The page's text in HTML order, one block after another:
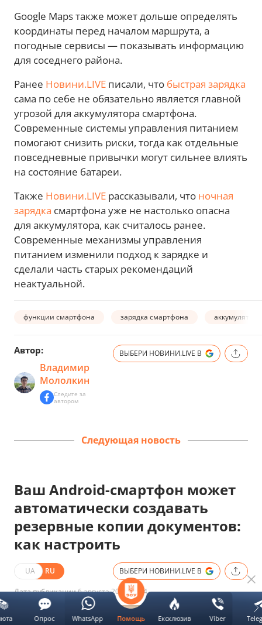
Google Maps также может дольше определять
координаты перед началом маршрута, а
погодные сервисы — показывать информацию
для соседнего района.
Ранее Новини.LIVE писали, что быстрая зарядка
сама по себе не обязательно является главной
угрозой для аккумулятора смартфона.
Современные системы управления питанием
помогают снизить риски, тогда как отдельные
повседневные привычки могут сильнее влиять
на состояние батареи.
Также Новини.LIVE рассказывали, что ночная
зарядка смартфона уже не настолько опасна
для аккумулятора, как считалось ранее.
Современные механизмы управления
питанием изменили подход к зарядке и
сделали часть старых рекомендаций
неактуальной.
функции смартфона зарядка смартфона аккумулятор
Автор:
Владимир
Мололкин
Следите за
автором
ВЫБЕРИ НОВИНИ.LIVE В
Следующая новость
Ваш Android-смартфон может
автоматически создавать
резервные копии документов:
как настроить
UA RU ВЫБЕРИ НОВИНИ.LIVE В
Дата публикации6 августа 2026 14:24
Помощь Ексклюзив Viber
Опрос WhatsApp